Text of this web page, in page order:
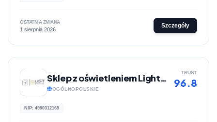
OSTATNIA ZMIANA
1 sierpnia 2026
Szczegóły
Sklep z oświetleniem Light-Prestige
OGÓLNOPOLSKIE
TRUST
96.8
NIP: 4990312165